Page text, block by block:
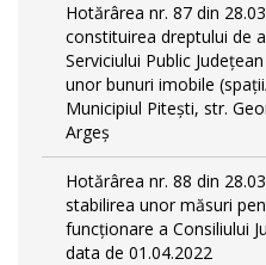
Hotărârea nr. 87 din
constituirea dreptului de
Serviciului Public
unor bunuri imobile
Municipiul Pitești, str.
Argeș
Hotărârea nr. 88 din
stabilirea unor măsuri
funcționare a Consiliului
data de 01.04.2022